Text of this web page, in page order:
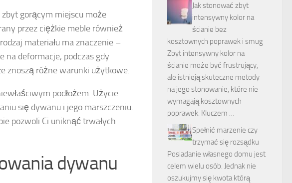
gorącym miejscu może
przez ciężkie meble również
materiału ma znaczenie –
na deformacje, podczas gdy
znoszą różne warunki użytkowe.
podłożem. Użycie
się dywanu i jego marszczeniu.
pozwoli Ci uniknąć trwałych
dywanu
Jak stonować zbyt
intensywny kolor na
ścianie bez
kosztownych poprawek i smug
Zbyt intensywny kolor na
ścianie może być frustrujący,
ale istnieją skuteczne metody
na jego stonowanie, które nie
wymagają kosztownych
poprawek. Kluczem …
Spełnić marzenie czy
trzymać się rozsądku
Posiadanie własnego domu jest
celem wielu osób. Jednak nie
oszukujmy się kwota którą